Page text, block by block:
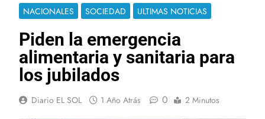
NACIONALES SOCIEDAD ULTIMAS NOTICIAS
Piden la emergencia
alimentaria y sanitaria para
los jubilados
Diario EL SOL 1 Año Atrás 0 2 Minutos